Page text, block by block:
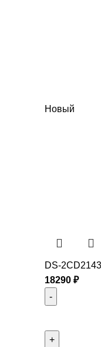
Новый
DS-
18290₽